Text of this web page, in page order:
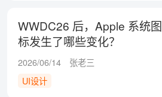
WWDC26 后，Apple 系统图
标发生了哪些变化？
2026/06/14
张老三
UI设计